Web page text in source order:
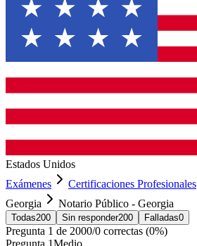
Estados Unidos
Exámenes
Certificaciones Profesionales
Georgia
Notario Público - Georgia
Todas200 Sin responder200 Falladas0
Pregunta 1 de 2000/0 correctas (0%)
Pregunta 1Medio